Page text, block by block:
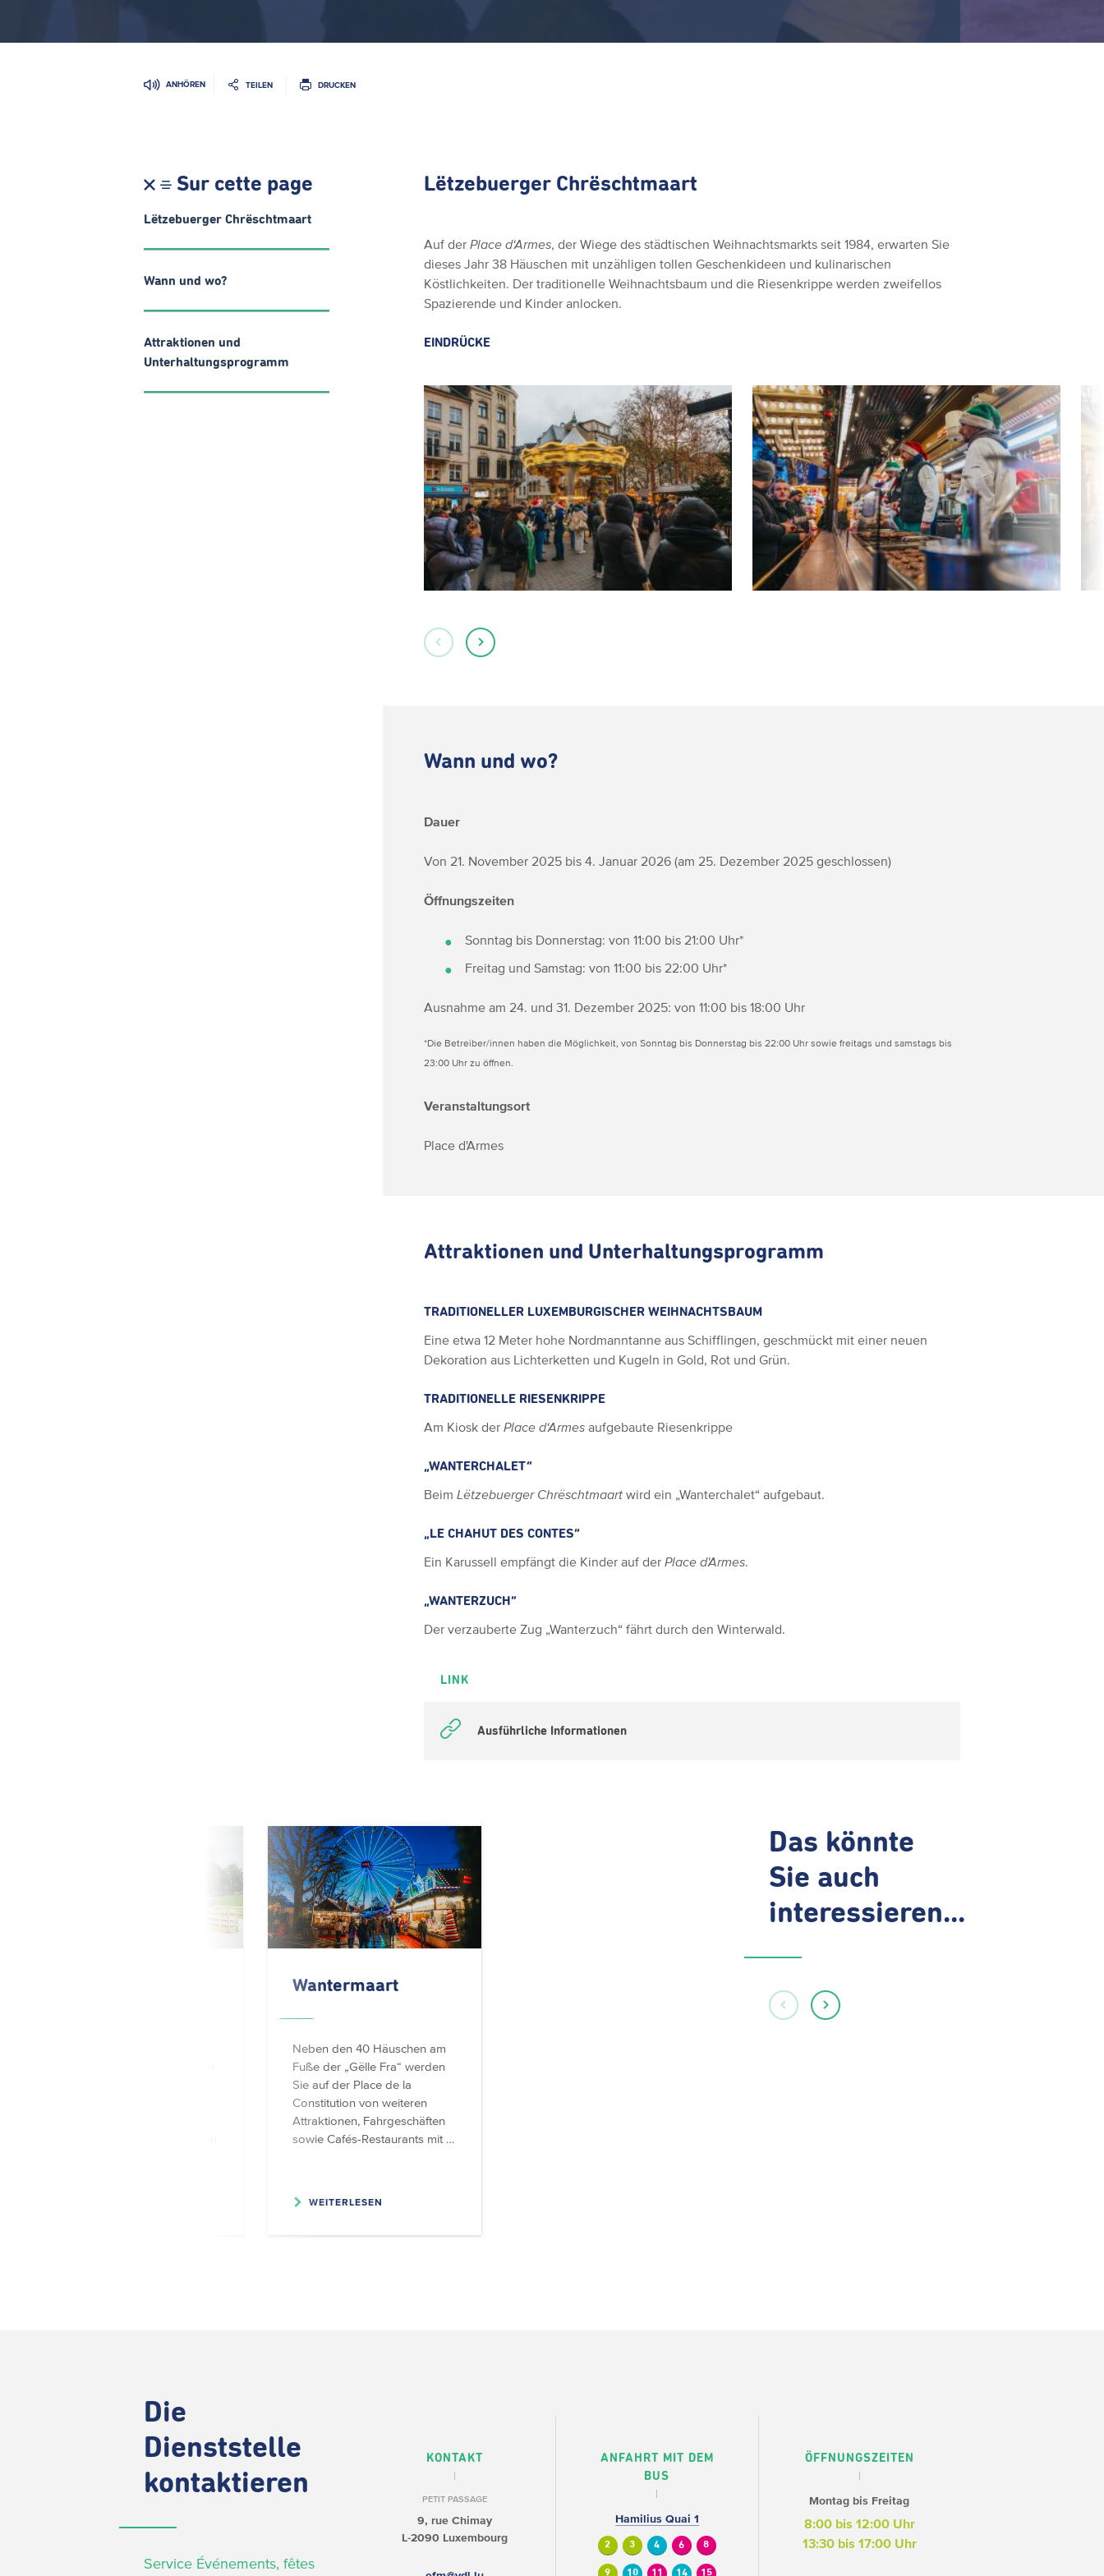
ANHÖREN TEILEN DRUCKEN
Sur cette page
Lëtzebuerger Chrëschtmaart
Wann und wo?
Attraktionen und
Unterhaltungsprogramm
Lëtzebuerger Chrëschtmaart
Auf derPlace d‘Armes, der Wiege des städtischen Weihnachtsmarkts seit 1984, erwarten Sie
dieses Jahr 38 Häuschen mit unzähligen tollen Geschenkideen und kulinarischen
Köstlichkeiten. Der traditionelle Weihnachtsbaum und die Riesenkrippe werden zweifellos
Spazierende und Kinder anlocken.
EINDRÜCKE
Wann und wo?
Dauer
Von 21. November 2025 bis 4. Januar 2026 (am 25. Dezember 2025 geschlossen)
Öffnungszeiten
Sonntag bis Donnerstag: von 11:00 bis 21:00 Uhr*
Freitag und Samstag: von 11:00 bis 22:00 Uhr*
Ausnahme am 24. und 31. Dezember 2025: von 11:00 bis 18:00 Uhr
*Die Betreiber/innen haben die Möglichkeit, von Sonntag bis Donnerstag bis 22:00 Uhr sowie freitags und samstags bis
23:00 Uhr zu öffnen.
Veranstaltungsort
Place d'Armes
Attraktionen und Unterhaltungsprogramm
TRADITIONELLER LUXEMBURGISCHER WEIHNACHTSBAUM
Eine etwa 12 Meter hohe Nordmanntanne aus Schifflingen, geschmückt mit einer neuen
Dekoration aus Lichterketten und Kugeln in Gold, Rot und Grün.
TRADITIONELLE RIESENKRIPPE
Am Kiosk derPlace d‘Armes aufgebaute Riesenkrippe
„WANTERCHALET“
BeimLëtzebuerger Chrëschtmaart wird ein „Wanterchalet“ aufgebaut.
„LE CHAHUT DES CONTES“
Ein Karussell empfängt die Kinder auf derPlace d'Armes.
„WANTERZUCH“
Der verzauberte Zug „Wanterzuch“ fährt durch den Winterwald.
LINK
Ausführliche Informationen
Das könnte
Sie auch
interessieren...
Wantermaart
Neben den 40 Häuschen am
Fuße der „Gëlle Fra“ werden
Sie auf der Place de la
Constitution von weiteren
Attraktionen, Fahrgeschäften
sowie Cafés-Restaurants mit …
WEITERLESEN
Die
Dienststelle
kontaktieren
Service Événements, fêtes
KONTAKT
PETIT PASSAGE
9, rue Chimay
L-2090 Luxembourg
ANFAHRT MIT DEM
BUS
Hamilius Quai 1
2 3 4 6 8
9 10 11 14 15
ÖFFNUNGSZEITEN
Montag bis Freitag
8:00 bis 12:00 Uhr
13:30 bis 17:00 Uhr